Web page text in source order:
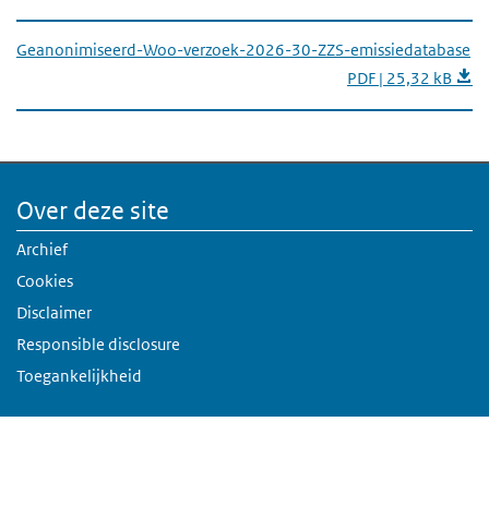
Geanonimiseerd-Woo-verzoek-2026-30-ZZS-emissiedatabase
PDF | 25,32 kB
Over deze site
Archief
Cookies
Disclaimer
Responsible disclosure
Toegankelijkheid